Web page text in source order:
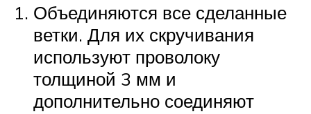
Объединяются все сделанные
ветки. Для их скручивания
используют проволоку
толщиной 3 мм и
дополнительно соединяют